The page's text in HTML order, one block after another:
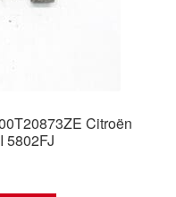
Citroën
5802FJ